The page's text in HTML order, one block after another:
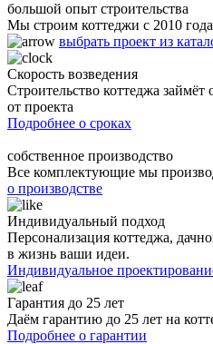
большой опыт строительства
Мы строим коттеджи с 2010 года
выбрать проект из
Скорость возведения
Строительство коттеджа займёт
от проекта
Подробнее о сроках
собственное производство
Все комплектующие мы
о производстве
Индивидуальный подход
Персонализация коттеджа,
в жизнь ваши идеи.
Индивидуальное
Гарантия до 25 лет
Даём гарантию до 25 лет на
Подробнее о гарантии